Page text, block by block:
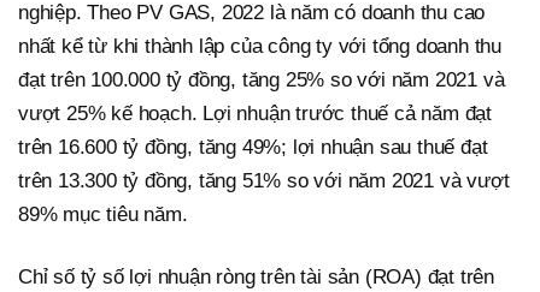
nghiệp. Theo PV GAS, 2022 là năm có doanh thu cao
nhất kể từ khi thành lập của công ty với tổng doanh thu
đạt trên 100.000 tỷ đồng, tăng 25% so với năm 2021 và
vượt 25% kế hoạch. Lợi nhuận trước thuế cả năm đạt
trên 16.600 tỷ đồng, tăng 49%; lợi nhuận sau thuế đạt
trên 13.300 tỷ đồng, tăng 51% so với năm 2021 và vượt
89% mục tiêu năm.
Chỉ số tỷ số lợi nhuận ròng trên tài sản (ROA) đạt trên